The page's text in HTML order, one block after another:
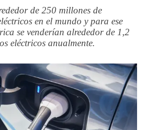
de 250 millones de
en el mundo y para ese
se venderían alrededor de 1,2
eléctricos anualmente.